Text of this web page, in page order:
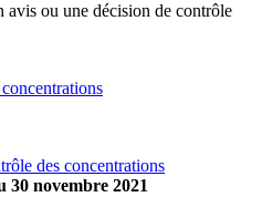
avis ou une décision de contrôle
des concentrations
30 novembre 2021